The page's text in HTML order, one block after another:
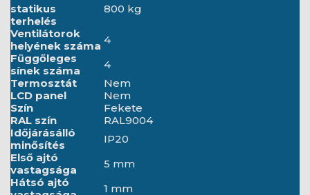
statikus
terhelés
800 kg
Ventilátorok
helyének száma 4
Függőleges
sínek száma
4
Termosztát
Nem
LCD panel
Nem
Szín
Fekete
RAL szín
RAL9004
Időjárásálló
minősítés
IP20
Első ajtó
vastagsága
5 mm
Hátsó ajtó
1 mm